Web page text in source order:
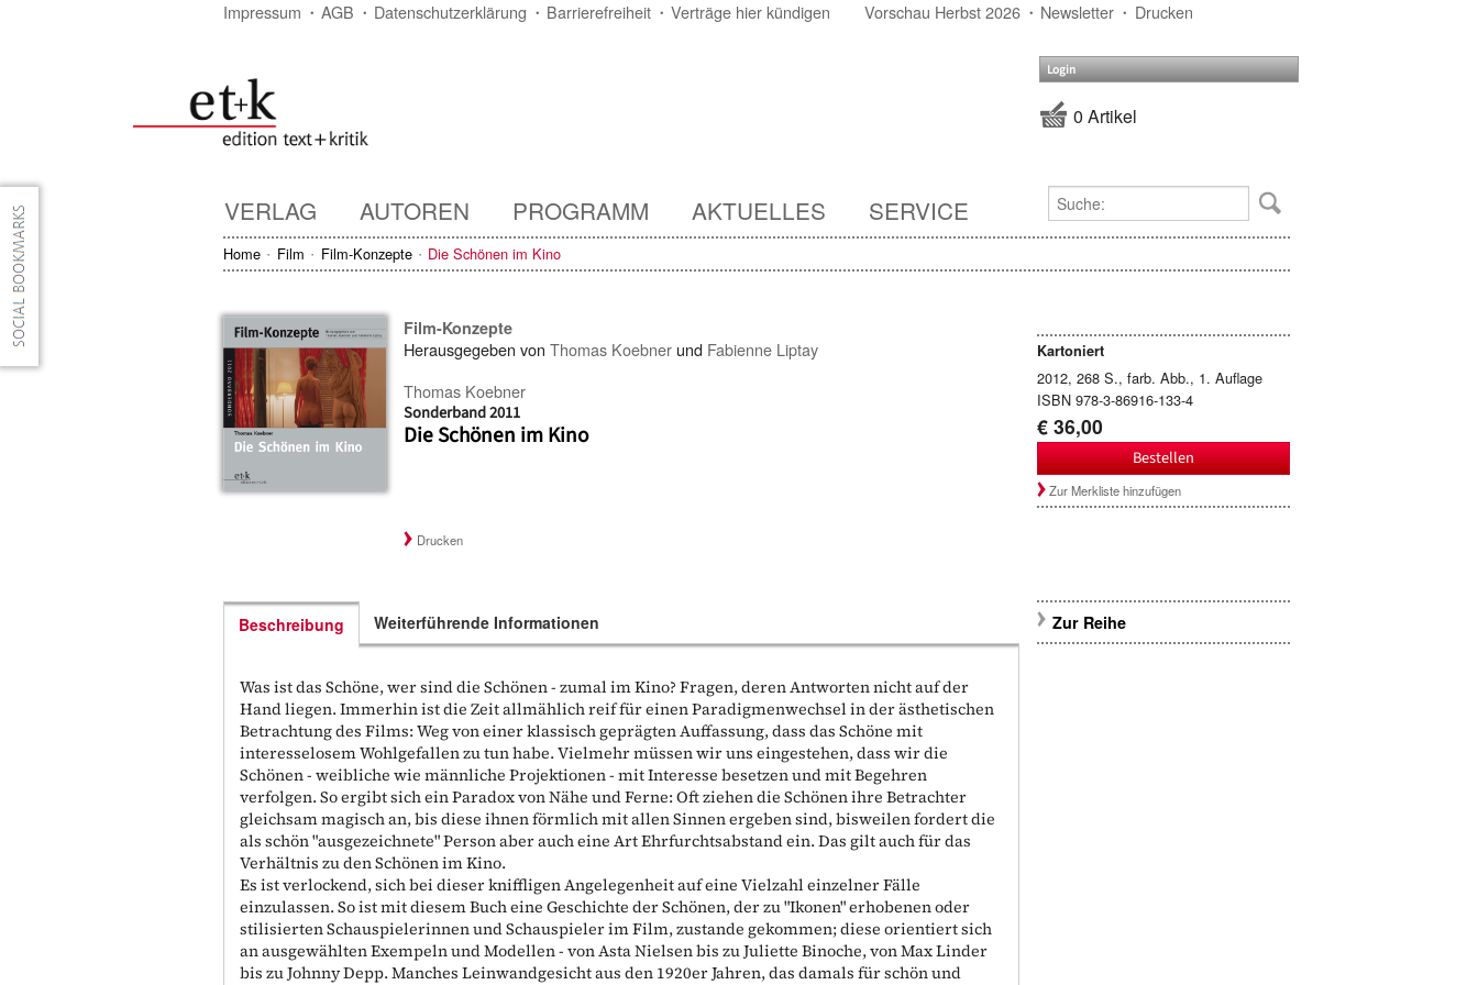
Impressum AGB Datenschutzerklärung Barrierefreiheit Verträge hier kündigen Vorschau Herbst 2026 Newsletter Drucken
Login
0 Artikel
VERLAG AUTOREN PROGRAMM AKTUELLES SERVICE
Home Film Film-Konzepte Die Schönen im Kino
Film-Konzepte
Herausgegeben vonThomas Koebner und Fabienne Liptay
Thomas Koebner
Sonderband 2011
Die Schönen im Kino
Kartoniert
2012, 268 S., farb. Abb., 1. Auflage
ISBN 978-3-86916-133-4
€ 36,00
Bestellen
Zur Merkliste hinzufügen
Drucken
Beschreibung
Was ist das Schöne, wer sind die Schönen - zumal im Kino? Fragen, deren Antworten nicht auf der
Hand liegen. Immerhin ist die Zeit allmählich reif für einen Paradigmenwechsel in der ästhetischen
Betrachtung des Films: Weg von einer klassisch geprägten Auffassung, dass das Schöne mit
interesselosem Wohlgefallen zu tun habe. Vielmehr müssen wir uns eingestehen, dass wir die
Schönen - weibliche wie männliche Projektionen - mit Interesse besetzen und mit Begehren
verfolgen. So ergibt sich ein Paradox von Nähe und Ferne: Oft ziehen die Schönen ihre Betrachter
gleichsam magisch an, bis diese ihnen förmlich mit allen Sinnen ergeben sind, bisweilen fordert die
als schön "ausgezeichnete" Person aber auch eine Art Ehrfurchtsabstand ein. Das gilt auch für das
Verhältnis zu den Schönen im Kino.
Es ist verlockend, sich bei dieser kniffligen Angelegenheit auf eine Vielzahl einzelner Fälle
einzulassen. So ist mit diesem Buch eine Geschichte der Schönen, der zu "Ikonen" erhobenen oder
stilisierten Schauspielerinnen und Schauspieler im Film, zustande gekommen; diese orientiert sich
an ausgewählten Exempeln und Modellen - von Asta Nielsen bis zu Juliette Binoche, von Max Linder
bis zu Johnny Depp. Manches Leinwandgesicht aus den 1920er Jahren, das damals für schön und
Weiterführende Informationen Zur Reihe